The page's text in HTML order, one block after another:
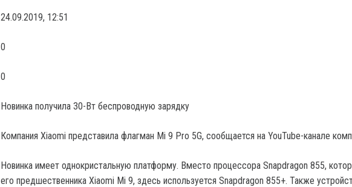
24.09.2019, 12:51
0
0
Новинка получила 30-Вт беспроводную зарядку
Компания Xiaomi представила флагман Mi 9 Pro 5G, сообщается на YouTube-канале
Новинка имеет однокристальную платформу. Вместо процессора Snapdragon 855,
его предшественника Xiaomi Mi 9, здесь используется Snapdragon 855+. Также